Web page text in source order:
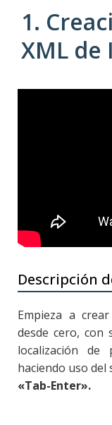
1.
XML de
Descripción
Empieza a
desde cero, con
localización
haciendo uso del
«Tab-Enter».